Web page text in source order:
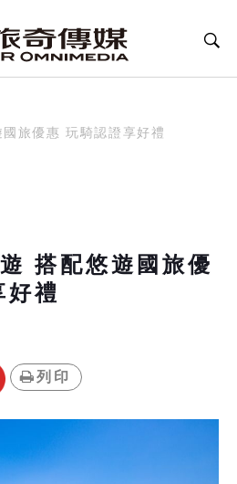
旅優惠 玩騎認證享好禮
搭配悠遊國旅優
好禮
列印